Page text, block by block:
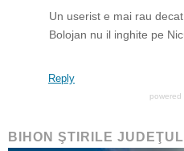
Un userist e mai rau
Bolojan nu il inghite pe
Reply
powered
BIHON ŞTIRILE